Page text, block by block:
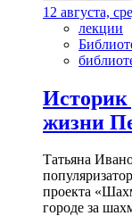
12 августа,
лекции
Историк
жизни
Татьяна
проекта
городе за